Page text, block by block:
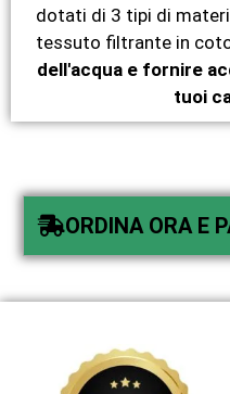
dotati di 3 tipi di
tessuto filtrante in
dell'acqua e fornire
tuoi
ORDINA ORA E